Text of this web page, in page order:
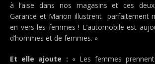
à l’aise dans nos magasins et ces
Garance et Marion illustrent parfaitement
en vers les femmes ! L’automobile est
d’hommes et de femmes. »
Et elle ajoute : « Les femmes